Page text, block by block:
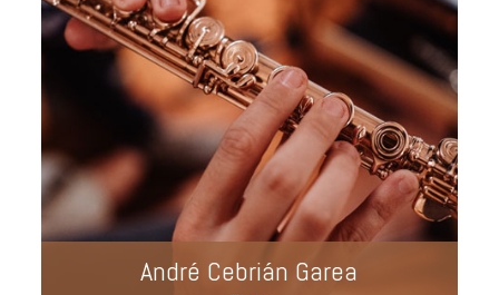
André Cebrián Garea